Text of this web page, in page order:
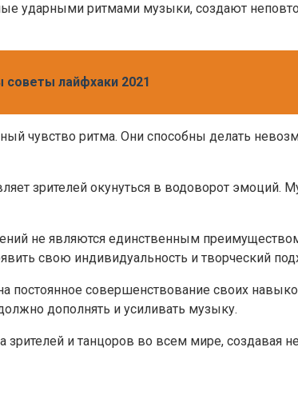
ударными ритмами музыки, создают
лайфхаки 2021
чувство ритма. Они способны делать
зрителей окунуться в водоворот эмоций.
не являются единственным
свою индивидуальность и творческий
постоянное совершенствование своих
дополнять и усиливать музыку.
зрителей и танцоров во всем мире, создавая